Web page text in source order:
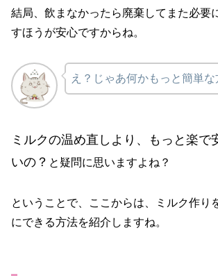
結局、飲まなかったら廃棄してまた必要
すほうが安心ですからね。
え？じゃあ何かもっと簡単な
ミルクの温め直しより、もっと楽で
いの？ と疑問に思いますよね？
ということで、ここからは、ミルク作り
にできる方法を紹介しますね。